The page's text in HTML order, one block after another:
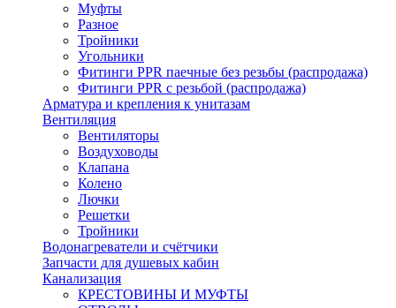
Муфты
Разное
Тройники
Угольники
Фитинги PPR паечные без резьбы (распродажа)
Фитинги PPR с резьбой (распродажа)
Арматура и крепления к унитазам
Вентиляция
Вентиляторы
Воздуховоды
Клапана
Колено
Лючки
Решетки
Тройники
Водонагреватели и счётчики
Запчасти для душевых кабин
Канализация
КРЕСТОВИНЫ И МУФТЫ